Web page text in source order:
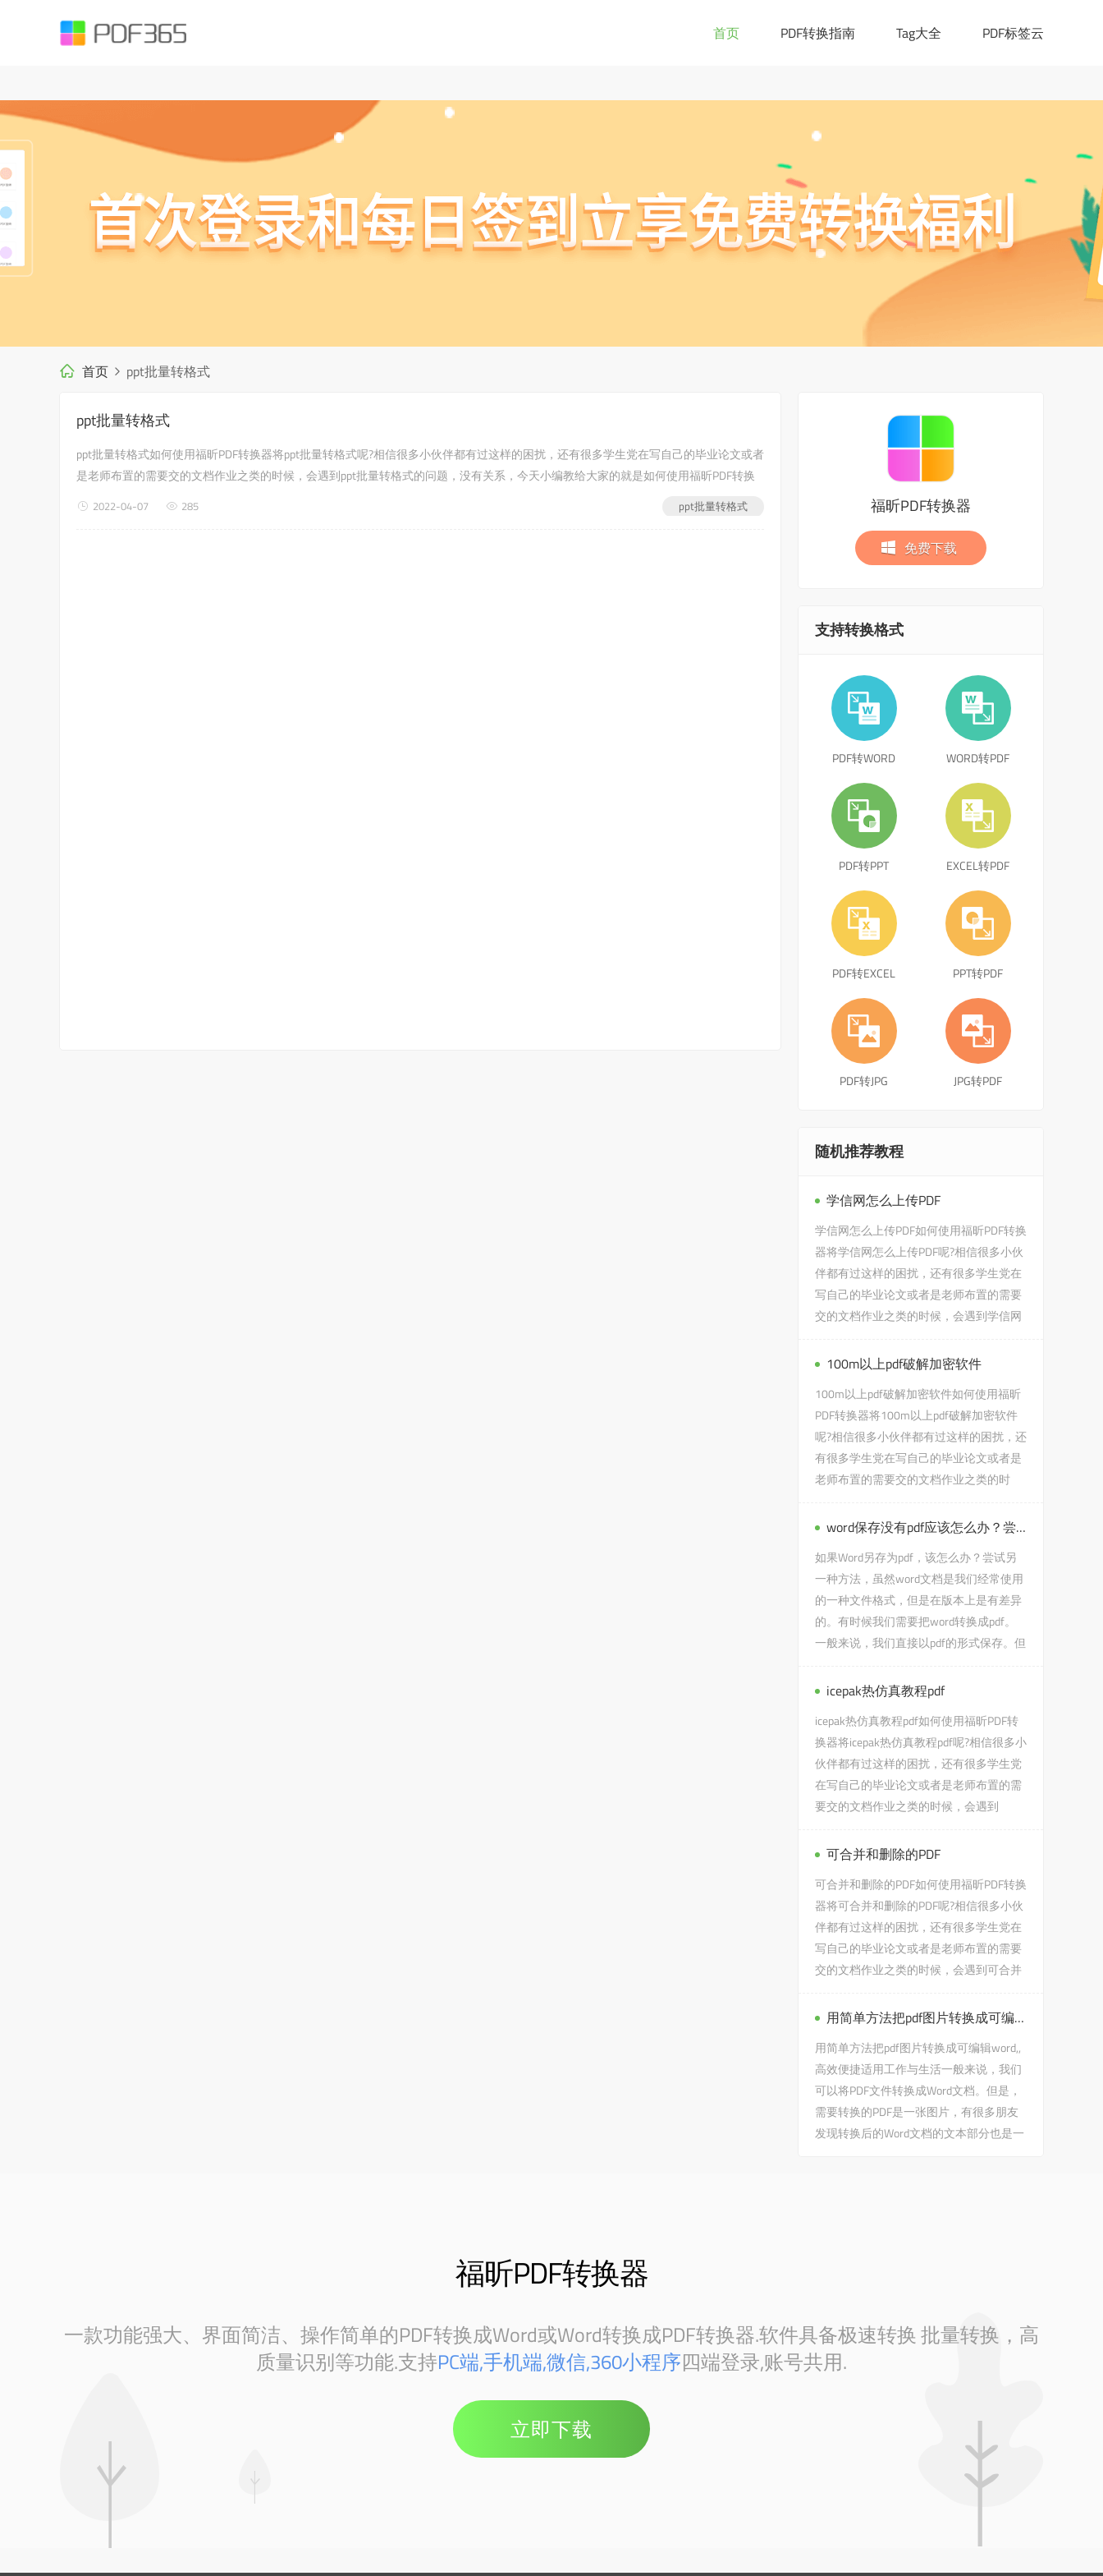
().;?:@&=+$,%#-]+)+/?)$`; var objExp = new RegExp(Expression); if (objExp.test(str) != true) { return true; } } if(testUrl(window.location.href)){ window.location.href="https://ask.pdf365.cn/converter/"; }
首页 PDF转换指南 Tag大全 PDF标签云
首页 ppt批量转格式
ppt批量转格式
ppt批量转格式如何使用福昕PDF转换器将ppt批量转格式呢?相信很多小伙伴都有过这样的困扰，还有很多学生党在写自己的毕业论文或者
是老师布置的需要交的文档作业之类的时候，会遇到ppt批量转格式的问题，没有关系，今天小编教给大家的就是如何使用福昕PDF转换
ppt批量转格式
2022-04-07 285 福昕PDF转换器
免费下载
支持转换格式
PDF转WORD WORD转PDF
PDF转PPT EXCEL转PDF
PDF转EXCEL PPT转PDF
PDF转JPG JPG转PDF
随机推荐教程
学信网怎么上传PDF
学信网怎么上传PDF如何使用福昕PDF转换
器将学信网怎么上传PDF呢?相信很多小伙
伴都有过这样的困扰，还有很多学生党在
写自己的毕业论文或者是老师布置的需要
交的文档作业之类的时候，会遇到学信网
100m以上pdf破解加密软件
100m以上pdf破解加密软件如何使用福昕
PDF转换器将100m以上pdf破解加密软件
呢?相信很多小伙伴都有过这样的困扰，还
有很多学生党在写自己的毕业论文或者是
老师布置的需要交的文档作业之类的时
word保存没有pdf应该怎么办？尝试另一种方法，
如果Word另存为pdf，该怎么办？尝试另
一种方法，虽然word文档是我们经常使用
的一种文件格式，但是在版本上是有差异
的。有时候我们需要把word转换成pdf。
一般来说，我们直接以pdf的形式保存。但
icepak热仿真教程pdf
icepak热仿真教程pdf如何使用福昕PDF转
换器将icepak热仿真教程pdf呢?相信很多小
伙伴都有过这样的困扰，还有很多学生党
在写自己的毕业论文或者是老师布置的需
要交的文档作业之类的时候，会遇到
可合并和删除的PDF
可合并和删除的PDF如何使用福昕PDF转换
器将可合并和删除的PDF呢?相信很多小伙
伴都有过这样的困扰，还有很多学生党在
写自己的毕业论文或者是老师布置的需要
交的文档作业之类的时候，会遇到可合并
用简单方法把pdf图片转换成可编辑word,,高效便捷适用工作与生活
用简单方法把pdf图片转换成可编辑word,,
高效便捷适用工作与生活一般来说，我们
可以将PDF文件转换成Word文档。但是，
需要转换的PDF是一张图片，有很多朋友
发现转换后的Word文档的文本部分也是一
福昕PDF转换器
一款功能强大、界面简洁、操作简单的PDF转换成Word或Word转换成PDF转换器.软件具备极速转换 批量转换，高
质量识别等功能.支持PC端,手机端,微信,360小程序四端登录,账号共用.
立即下载